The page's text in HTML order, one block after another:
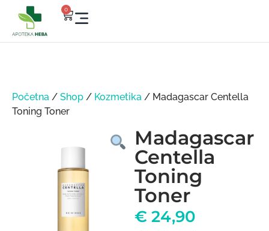
0
Početna / Shop / Kozmetika / Madagascar Centella
Toning Toner
Madagascar
Centella
Toning
Toner
€ 24,90